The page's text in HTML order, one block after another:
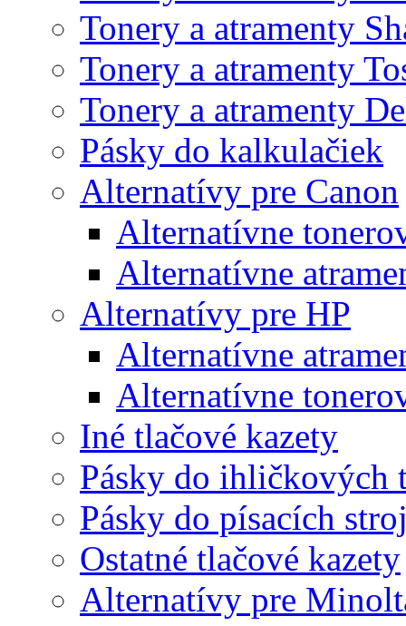
Tonery a atramenty
Tonery a atramenty
Tonery a atramenty
Pásky do kalkulačiek
Alternatívy pre Canon
Alternatívne
Alternatívne
Alternatívy pre HP
Alternatívne
Alternatívne
Iné tlačové kazety
Pásky do ihličkových
Pásky do písacích
Ostatné tlačové kazety
Alternatívy pre